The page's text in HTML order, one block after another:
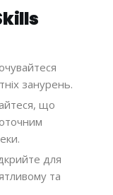
занурень.
що
для
та